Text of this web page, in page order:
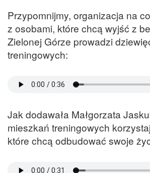
Przypomnijmy, organizacja na
z osobami, które chcą wyjść z
Zielonej Górze prowadzi
treningowych:
Jak dodawała Małgorzata
mieszkań treningowych
które chcą odbudować swoje